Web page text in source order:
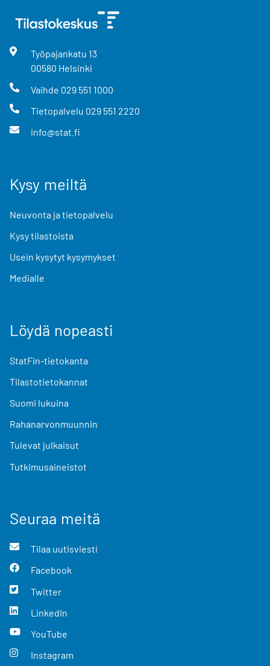
Työpajankatu 13
00580 Helsinki
Vaihde 029 551 1000
Tietopalvelu 029 551 2220
info@stat.fi
Kysy meiltä
Neuvonta ja tietopalvelu
Kysy tilastoista
Usein kysytyt kysymykset
Medialle
Löydä nopeasti
StatFin-tietokanta
Tilastotietokannat
Suomi lukuina
Rahanarvonmuunnin
Tulevat julkaisut
Tutkimusaineistot
Seuraa meitä
Tilaa uutisviesti
Facebook
Twitter
LinkedIn
YouTube
Instagram